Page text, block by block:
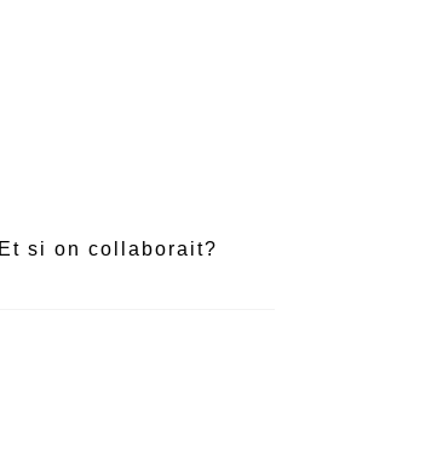
Et si on collaborait?